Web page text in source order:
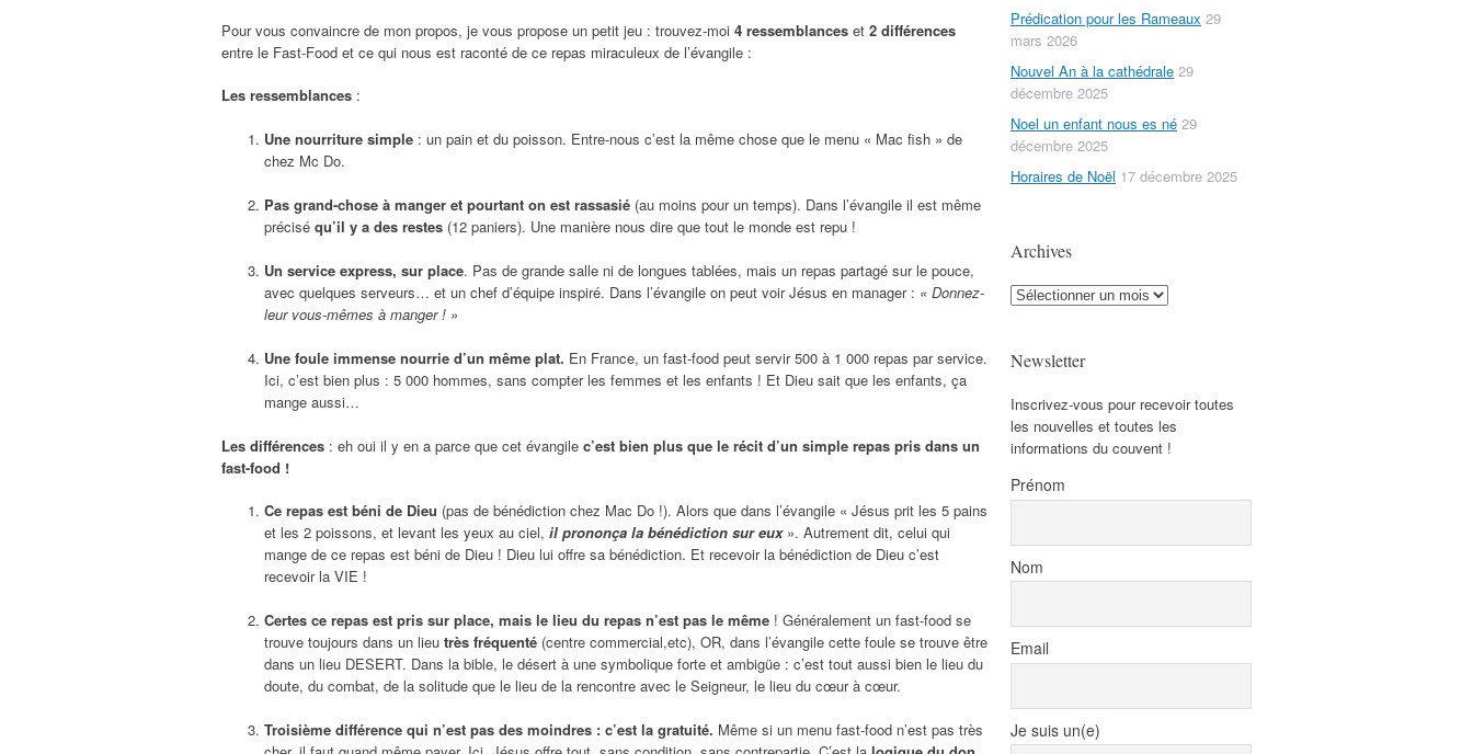
Pour vous convaincre de mon propos, je vous propose un petit jeu : trouvez-moi 4 ressemblances et 2 différences
entre le Fast-Food et ce qui nous est raconté de ce repas miraculeux de l’évangile :
Les ressemblances :
Une nourriture simple : un pain et du poisson. Entre-nous c’est la même chose que le menu « Mac fish » de
chez Mc Do.
Pas grand-chose à manger et pourtant on est rassasié (au moins pour un temps). Dans l’évangile il est même
précisé qu’il y a des restes (12 paniers). Une manière nous dire que tout le monde est repu !
Un service express, sur place. Pas de grande salle ni de longues tablées, mais un repas partagé sur le pouce,
avec quelques serveurs… et un chef d’équipe inspiré. Dans l’évangile on peut voir Jésus en manager : « Donnez-
leur vous-mêmes à manger ! »
Une foule immense nourrie d’un même plat. En France, un fast-food peut servir 500 à 1 000 repas par service.
Ici, c’est bien plus : 5 000 hommes, sans compter les femmes et les enfants ! Et Dieu sait que les enfants, ça
mange aussi…
Les différences : eh oui il y en a parce que cet évangile c’est bien plus que le récit d’un simple repas pris dans un
fast-food !
Ce repas est béni de Dieu (pas de bénédiction chez Mac Do !). Alors que dans l’évangile « Jésus prit les 5 pains
et les 2 poissons, et levant les yeux au ciel, il prononça la bénédiction sur eux ». Autrement dit, celui qui
mange de ce repas est béni de Dieu ! Dieu lui offre sa bénédiction. Et recevoir la bénédiction de Dieu c’est
recevoir la VIE !
Certes ce repas est pris sur place, mais le lieu du repas n’est pas le même ! Généralement un fast-food se
trouve toujours dans un lieu très fréquenté (centre commercial,etc), OR, dans l’évangile cette foule se trouve être
dans un lieu DESERT. Dans la bible, le désert à une symbolique forte et ambigüe : c’est tout aussi bien le lieu du
doute, du combat, de la solitude que le lieu de la rencontre avec le Seigneur, le lieu du cœur à cœur.
Troisième différence qui n’est pas des moindres : c’est la gratuité. Même si un menu fast-food n’est pas très
Prédication pour les Rameaux 29
mars 2026
Nouvel An à la cathédrale 29
décembre 2025
Noel un enfant nous es né 29
décembre 2025
Horaires de Noël 17 décembre 2025
Archives
Archives
Newsletter
Inscrivez-vous pour recevoir toutes
les nouvelles et toutes les
informations du couvent !
Prénom
Nom
Email
Je suis un(e)